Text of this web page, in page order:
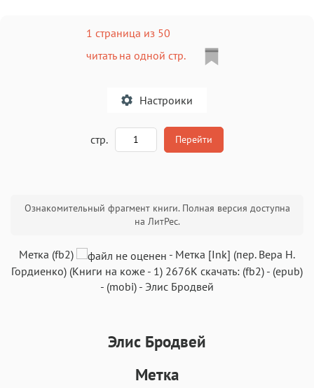
1 страница из 50
читать на одной стр.
Настроики
Аа Аа
Аа Аа
стр. Перейти
Ознакомительный фрагмент книги. Полная версия доступна
на ЛитРес.
Метка (fb2) - Метка [Ink] (пер. Вера Н.
Гордиенко) (Книги на коже - 1) 2676K скачать: (fb2) - (epub)
- (mobi) - Элис Бродвей
Элис Бродвей
Метка